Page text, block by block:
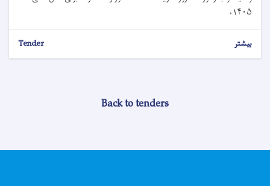
۱۴۰۵،
بیشتر Tender
Back to tenders